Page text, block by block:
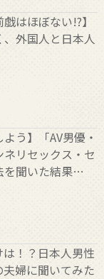
はほぼない!?】
外国人と日本人
う】「AV男優・
リセックス・セ
を聞いた結果…
！？日本人男性
婦に聞いてみた